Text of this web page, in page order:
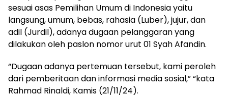
sesuai asas Pemilihan Umum di Indonesia yaitu
langsung, umum, bebas, rahasia (Luber), jujur, dan
adil (Jurdil), adanya dugaan pelanggaran yang
dilakukan oleh paslon nomor urut 01 Syah Afandin.
“Dugaan adanya pertemuan tersebut, kami peroleh
dari pemberitaan dan informasi media sosial,” “kata
Rahmad Rinaldi, Kamis (21/11/24).